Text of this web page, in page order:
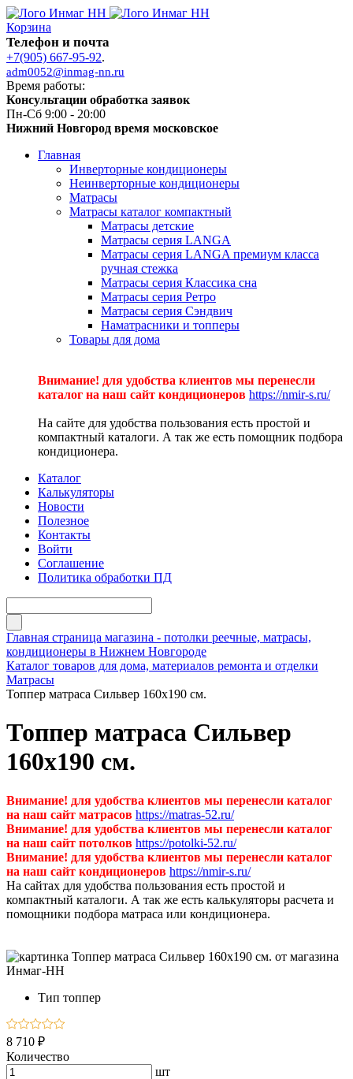
Корзина
Телефон и почта
+7(905) 667-95-92.
adm0052@inmag-nn.ru
Время работы:
Консультации обработка заявок
Пн-Сб 9:00 - 20:00
Нижний Новгород время московское
Главная
Инверторные кондиционеры
Неинверторные кондиционеры
Матрасы
Матрасы каталог компактный
Матрасы детские
Матрасы серия LANGA
Матрасы серия LANGA премиум класса
ручная стежка
Матрасы серия Классика сна
Матрасы серия Ретро
Матрасы серия Сэндвич
Наматрасники и топперы
Товары для дома
Внимание! для удобства клиентов мы перенесли
каталог на наш сайт кондиционеров https://nmir-s.ru/
На сайте для удобства пользования есть простой и
компактный каталоги. А так же есть помощник подбора
кондиционера.
Каталог
Калькуляторы
Новости
Полезное
Контакты
Войти
Соглашение
Политика обработки ПД
Главная страница магазина - потолки реечные, матрасы,
кондиционеры в Нижнем Новгороде
Каталог товаров для дома, материалов ремонта и отделки
Матрасы
Топпер матраса Сильвер 160х190 см.
Топпер матраса Сильвер
160х190 см.
Внимание! для удобства клиентов мы перенесли каталог
на наш сайт матрасов https://matras-52.ru/
Внимание! для удобства клиентов мы перенесли каталог
на наш сайт потолков https://potolki-52.ru/
Внимание! для удобства клиентов мы перенесли каталог
на наш сайт кондиционеров https://nmir-s.ru/
На сайтах для удобства пользования есть простой и
компактный каталоги. А так же есть калькуляторы расчета и
помощники подбора матраса или кондиционера.
Тип топпер
8 710 ₽
Количество
шт